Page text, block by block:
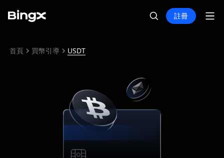
註冊
首頁 買幣引導 USDT